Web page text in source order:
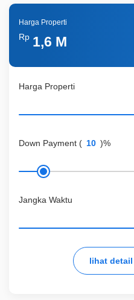
Harga Properti
Down Payment ( )%
Jangka Waktu
lihat
Harga Properti
Rp 1,6 M